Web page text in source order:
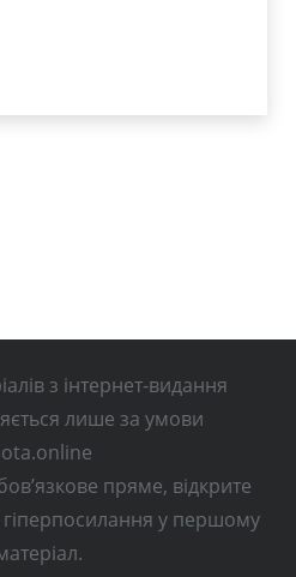
з інтернет-видання
лише за умови
пряме, відкрите
у першому